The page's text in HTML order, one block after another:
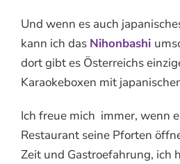
Und wenn es auch
kann ich das Nihonbashi
dort gibt es Österreichs
Karaokeboxen mit
Ich freue mich immer, wenn
Restaurant seine Pforten
Zeit und Gastroefahrung, ich